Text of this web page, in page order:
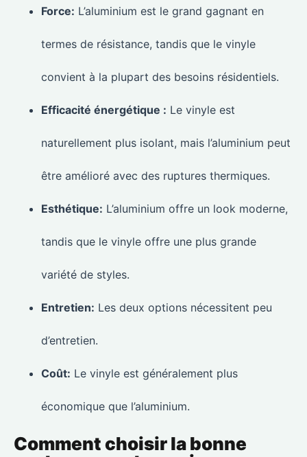
Force: L’aluminium est le grand gagnant en
termes de résistance, tandis que le vinyle
convient à la plupart des besoins résidentiels.
Efficacité énergétique : Le vinyle est
naturellement plus isolant, mais l’aluminium peut
être amélioré avec des ruptures thermiques.
Esthétique: L’aluminium offre un look moderne,
tandis que le vinyle offre une plus grande
variété de styles.
Entretien: Les deux options nécessitent peu
d’entretien.
Coût: Le vinyle est généralement plus
économique que l’aluminium.
Comment choisir la bonne